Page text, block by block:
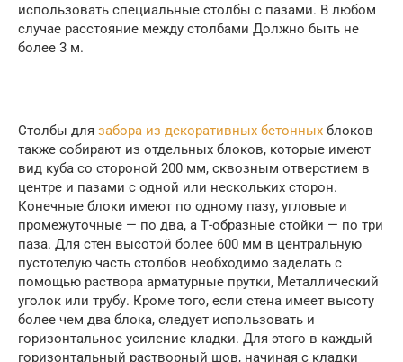
использовать специальные столбы с пазами. В любом
случае расстояние между столбами Должно быть не
более 3 м.
Столбы для забора из декоративных бетонных блоков
также собирают из отдельных блоков, которые имеют
вид куба со стороной 200 мм, сквозным отверстием в
центре и пазами с одной или нескольких сторон.
Конечные блоки имеют по одному пазу, угловые и
промежуточные — по два, а Т-образные стойки — по три
паза. Для стен высотой более 600 мм в центральную
пустотелую часть столбов необходимо заделать с
помощью раствора арматурные прутки, Металлический
уголок или трубу. Кроме того, если стена имеет высоту
более чем два блока, следует использовать и
горизонтальное усиление кладки. Для этого в каждый
горизонтальный растворный шов, начиная с кладки